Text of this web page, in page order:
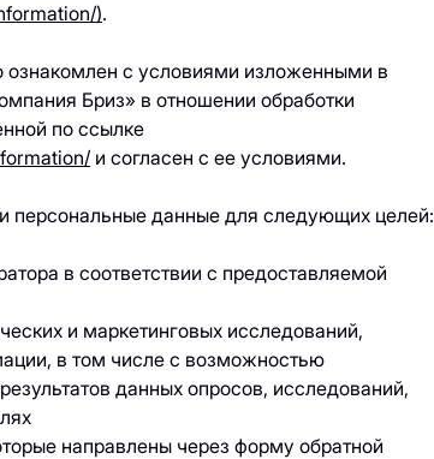
).
с условиями изложенными в
Бриз» в отношении обработки
по ссылке
и согласен с ее условиями.
персональные данные для следующих целей:
в соответствии с предоставляемой
и маркетинговых исследований,
в том числе с возможностью
данных опросов, исследований,
направлены через форму обратной